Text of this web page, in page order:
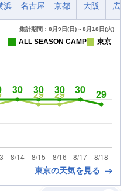
浜 名古屋 京都 大阪 広
集計期間：8月9日(日)～8月18日(火)
ALL SEASON CAMP 東京
東京の天気を見る